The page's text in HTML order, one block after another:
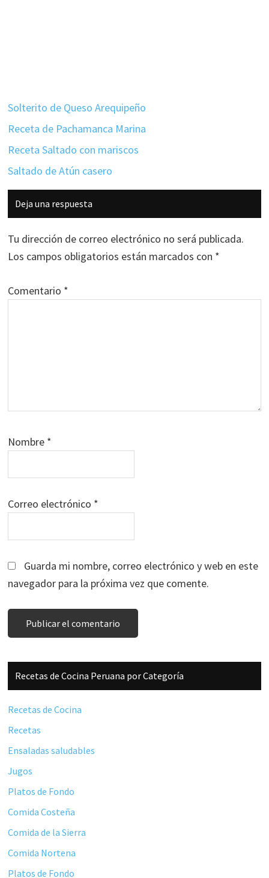
Solterito de Queso Arequipeño
Receta de Pachamanca Marina
Receta Saltado con mariscos
Saltado de Atún casero
Interacciones
con
los
lectores
Deja una respuesta
Tu dirección de correo electrónico no será publicada.
Los campos obligatorios están marcados con *
Comentario *
Nombre *
Correo electrónico *
Guarda mi nombre, correo electrónico y web en este
navegador para la próxima vez que comente.
Barra
lateral
principal
Recetas de Cocina Peruana por Categoría
Recetas de Cocina
Recetas
Ensaladas saludables
Jugos
Platos de Fondo
Comida Costeña
Comida de la Sierra
Comida Nortena
Platos de Fondo